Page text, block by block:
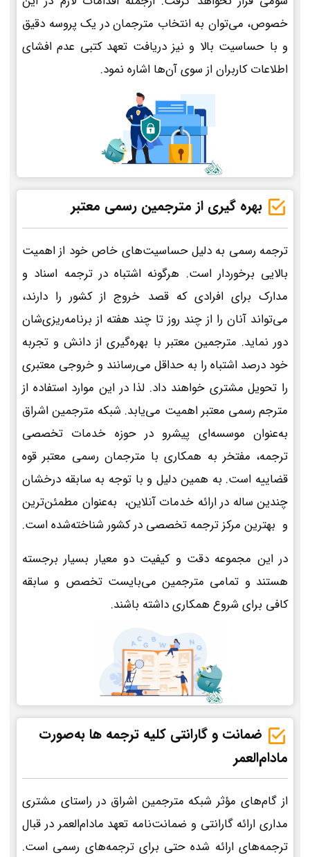
خصوص، می‌توان به انتخاب مترجمان در یک پروسه دقیق
و با حساسیت بالا و نیز دریافت تعهد کتبی عدم افشای
اطلاعات کاربران از سوی آن‌ها اشاره نمود.
بهره گیری از مترجمین رسمی معتبر
ترجمه رسمی به دلیل حساسیت‌های خاص خود از اهمیت
بالایی برخوردار است. هرگونه اشتباه در ترجمه اسناد و
مدارک برای افرادی که قصد خروج از کشور را دارند،
می‌تواند آنان را از چند روز تا چند هفته از برنامه‌ریزی‌شان
دور نماید. مترجمین معتبر با بهره‌گیری از دانش و تجربه
خود درصد اشتباه را به حداقل می‌رسانند و خروجی معتبری
را تحویل مشتری خواهند داد. لذا در این موارد استفاده از
مترجم رسمی معتبر اهمیت می‌یابد. شبکه مترجمین اشراق
به‌عنوان موسسه‌ای پیشرو در حوزه خدمات تخصصی
ترجمه، مفتخر به همکاری با مترجمان رسمی معتبر قوه
قضاییه است. به همین دلیل و با توجه به سابقه درخشان
چندین ساله در ارائه خدمات آنلاین، به‌عنوان مطمئن‌ترین
و بهترین مرکز ترجمه تخصصی در کشور شناخته‌شده است.
در این مجموعه دقت و کیفیت دو معیار بسیار برجسته
هستند و تمامی مترجمین می‌بایست تخصص و سابقه
کافی برای شروع همکاری داشته باشند.
ضمانت و گارانتی کلیه ترجمه ها به‌صورت
مادام‌العمر
از گام‌های مؤثر شبکه مترجمین اشراق در راستای مشتری
مداری ارائه گارانتی و ضمانت‌نامه تعهد مادام‌العمر در قبال
ترجمه‌های ارائه شده حتی برای ترجمه‌های رسمی است.